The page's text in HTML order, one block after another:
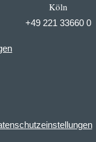
Köln
+49 221 33660 0